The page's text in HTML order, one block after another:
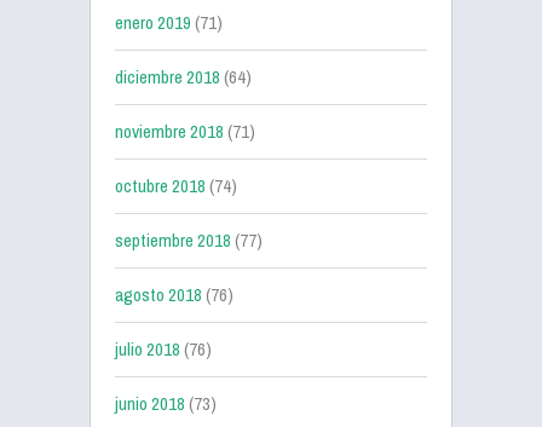
enero 2019(71)
diciembre 2018(64)
noviembre 2018(71)
octubre 2018(74)
septiembre 2018(77)
agosto 2018(76)
julio 2018(76)
junio 2018(73)